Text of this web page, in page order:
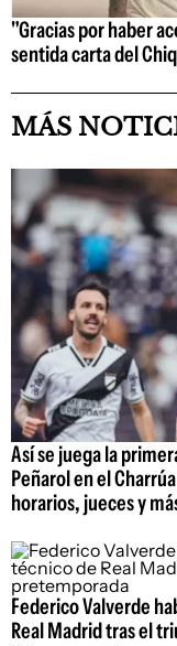
"Gracias por haber
sentida carta del
MÁS
Así se juega la
Peñarol en el
horarios, jueces y
Federico Valverde
Real Madrid tras el